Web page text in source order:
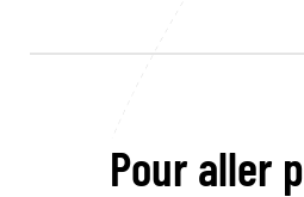
Pour aller